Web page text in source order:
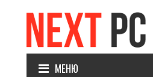
МЕНЮ